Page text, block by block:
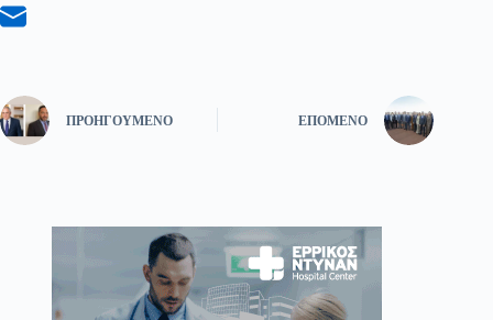
ΠΡΟΗΓΟΎΜΕΝΟ ΕΠΌΜΕΝΟ